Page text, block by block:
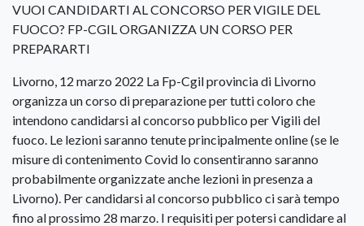
VUOI CANDIDARTI AL CONCORSO PER VIGILE DEL
FUOCO? FP-CGIL ORGANIZZA UN CORSO PER
PREPARARTI
Livorno, 12 marzo 2022 La Fp-Cgil provincia di Livorno
organizza un corso di preparazione per tutti coloro che
intendono candidarsi al concorso pubblico per Vigili del
fuoco. Le lezioni saranno tenute principalmente online (se le
misure di contenimento Covid lo consentiranno saranno
probabilmente organizzate anche lezioni in presenza a
Livorno). Per candidarsi al concorso pubblico ci sarà tempo
fino al prossimo 28 marzo. I requisiti per potersi candidare al